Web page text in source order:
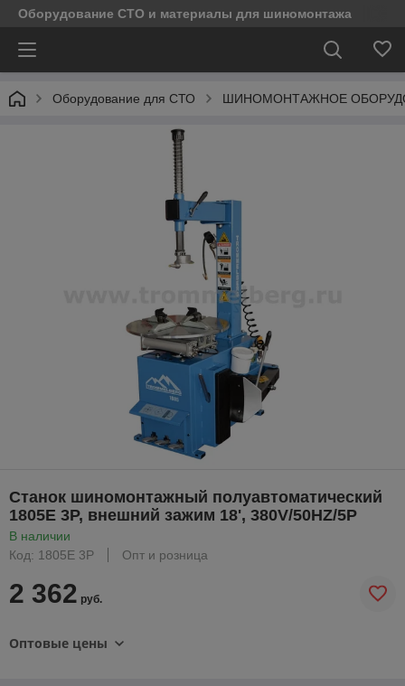
Оборудование СТО и материалы для шиномонтажа
Оборудование для СТО ШИНОМОНТАЖНОЕ
Станок шиномонтажный полуавтоматический
1805E 3P, внешний зажим 18', 380V/50HZ/5P
В наличии
Код: 1805E 3P
Опт и розница
2 362 руб.
Оптовые цены